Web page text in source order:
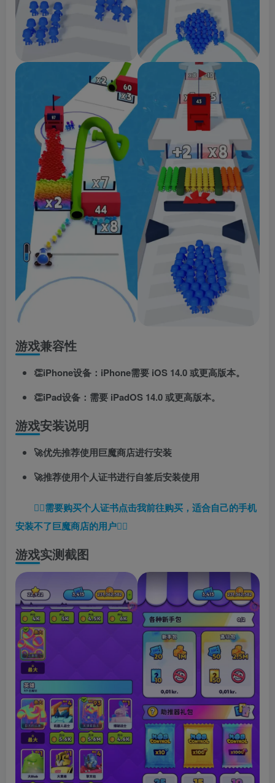
游戏兼容性
👏iPhone设备：iPhone需要 iOS 14.0 或更高版本。
👏iPad设备：需要 iPadOS 14.0 或更高版本。
游戏安装说明
🚀优先推荐使用巨魔商店进行安装
🚀推荐使用个人证书进行自签后安装使用
👉🏼需要购买个人证书点击我前往购买，适合自己的手机
安装不了巨魔商店的用户👈🏼
游戏实测截图